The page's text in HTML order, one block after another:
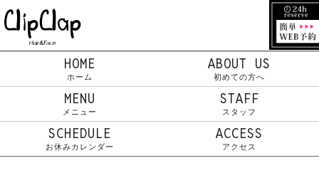
HOME
ホーム
ABOUT US
初めての方へ
MENU
メニュー
STAFF
スタッフ
SCHEDULE
お休みカレンダー
ACCESS
アクセス